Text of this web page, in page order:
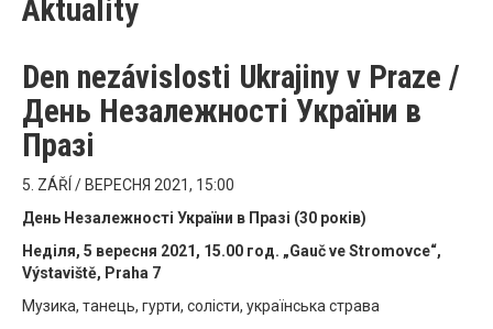
Aktuality
Den nezávislosti Ukrajiny v Praze /
День Незалежності України в
Празі
5. ZÁŘÍ / ВЕРЕСНЯ 2021, 15:00
День Незалежності України в Празі (30 років)
Неділя, 5 вересня 2021, 15.00 год. „Gauč ve Stromovce“,
Výstaviště, Praha 7
Музика, танець, гурти, солісти, українська страва